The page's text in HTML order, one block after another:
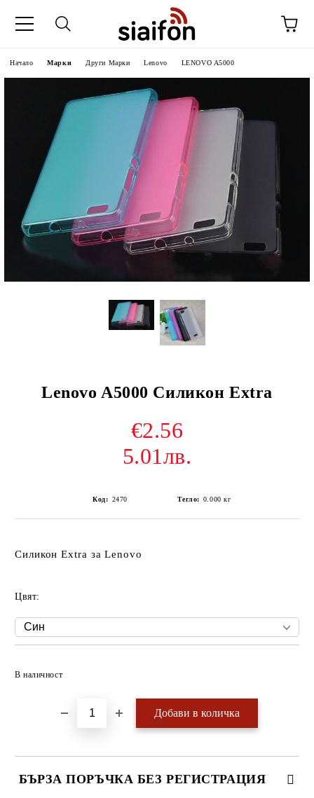
Начало Марки Други Марки Lenovo LENOVO A5000
Lenovo A5000 Силикон Extra
€2.56
5.01лв.
Код: 2470 Тегло: 0.000 кг
Силикон Extra за Lenovo
Цвят:
В наличност
БЪРЗА ПОРЪЧКА БЕЗ РЕГИСТРАЦИЯ